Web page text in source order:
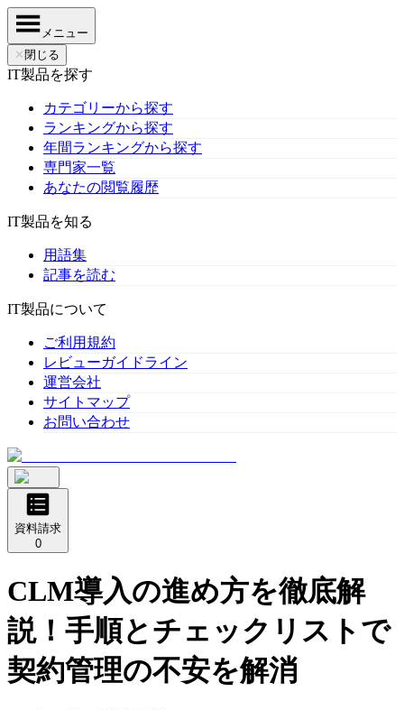
メニュー
✕ 閉じる
IT製品を探す
カテゴリーから探す
ランキングから探す
年間ランキングから探す
専門家一覧
あなたの閲覧履歴
IT製品を知る
用語集
記事を読む
IT製品について
ご利用規約
レビューガイドライン
運営会社
サイトマップ
お問い合わせ
資料請求
0
CLM導入の進め方を徹底解
説！手順とチェックリストで
契約管理の不安を解消